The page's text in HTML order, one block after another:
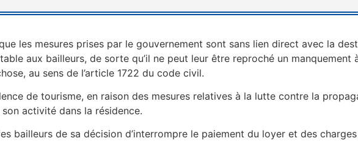
les mesures prises par le gouvernement sont sans lien direct avec la
aux bailleurs, de sorte qu’il ne peut leur être reproché un manquement
au sens de l’article 1722 du code civil.
de tourisme, en raison des mesures relatives à la lutte contre la
activité dans la résidence.
bailleurs de sa décision d’interrompre le paiement du loyer et des